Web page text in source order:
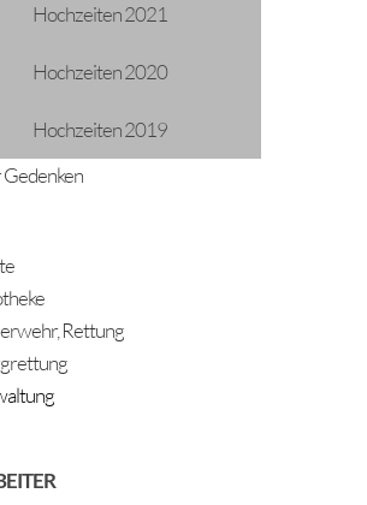
Hochzeiten 2021
Hochzeiten 2020
Hochzeiten 2019
Rettung
Telefon: +43 5253 5205